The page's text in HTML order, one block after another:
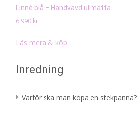
Linné blå – Handvävd ullmatta
6 990 kr
Läs mera & köp
Inredning
Varför ska man köpa en stekpanna?